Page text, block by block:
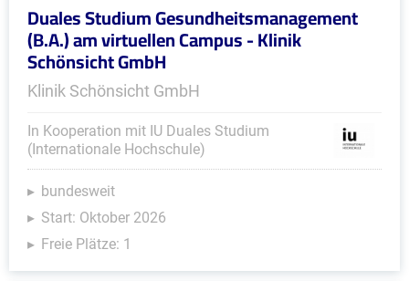
Duales Studium Gesundheitsmanagement
(B.A.) am virtuellen Campus - Klinik
Schönsicht GmbH
Klinik Schönsicht GmbH
In Kooperation mit IU Duales Studium
(Internationale Hochschule)
bundesweit
Start: Oktober 2026
Freie Plätze: 1